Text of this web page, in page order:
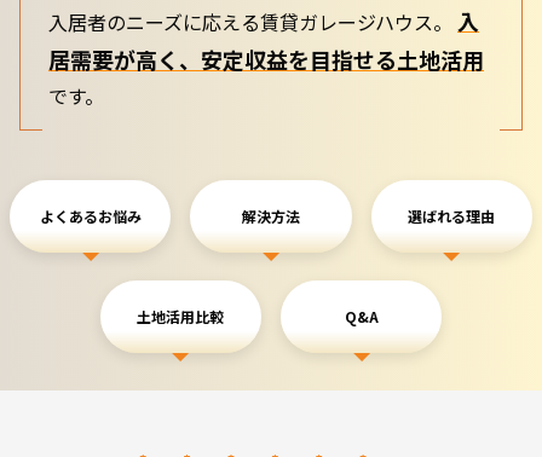
入居者のニーズに応える賃貸ガレージハウス。
入
居需要が高く、安定収益を目指せる土地活用
です。
よくあるお悩み 解決方法 選ばれる理由
土地活用比較 Q&A